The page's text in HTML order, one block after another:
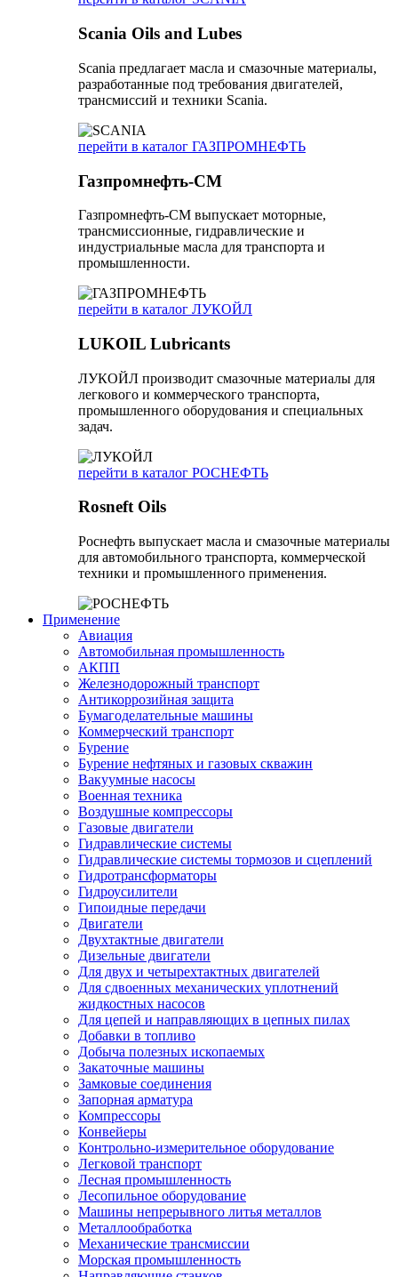
Scania Oils and Lubes
Scania предлагает масла и смазочные материалы,
разработанные под требования двигателей,
трансмиссий и техники Scania.
перейти в каталог ГАЗПРОМНЕФТЬ
Газпромнефть-СМ
Газпромнефть-СМ выпускает моторные,
трансмиссионные, гидравлические и
индустриальные масла для транспорта и
промышленности.
перейти в каталог ЛУКОЙЛ
LUKOIL Lubricants
ЛУКОЙЛ производит смазочные материалы для
легкового и коммерческого транспорта,
промышленного оборудования и специальных
задач.
перейти в каталог РОСНЕФТЬ
Rosneft Oils
Роснефть выпускает масла и смазочные материалы
для автомобильного транспорта, коммерческой
техники и промышленного применения.
Применение
Авиация
Автомобильная промышленность
АКПП
Железнодорожный транспорт
Антикоррозийная защита
Бумагоделательные машины
Коммерческий транспорт
Бурение
Бурение нефтяных и газовых скважин
Вакуумные насосы
Военная техника
Воздушные компрессоры
Газовые двигатели
Гидравлические системы
Гидравлические системы тормозов и сцеплений
Гидротрансформаторы
Гидроусилители
Гипоидные передачи
Двигатели
Двухтактные двигатели
Дизельные двигатели
Для двух и четырехтактных двигателей
Для сдвоенных механических уплотнений
жидкостных насосов
Для цепей и направляющих в цепных пилах
Добавки в топливо
Добыча полезных ископаемых
Закаточные машины
Замковые соединения
Запорная арматура
Компрессоры
Конвейеры
Контрольно-измерительное оборудование
Легковой транспорт
Лесная промышленность
Лесопильное оборудование
Машины непрерывного литья металлов
Металлообработка
Механические трансмиссии
Морская промышленность